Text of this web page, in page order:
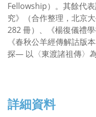
Fellowship）。其餘代
究》（合作整理，北京
282 冊）、《楊復儀禮
《春秋公羊經傳解詁版
探— 以〈東渡諸祖傳〉為
詳細資料